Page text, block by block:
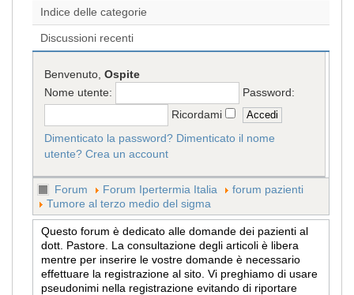
Indice delle categorie
Discussioni recenti
Benvenuto,Ospite
Nome utente:
Password:
Ricordami
Dimenticato la password? Dimenticato il nome
utente? Crea un account
Forum Forum Ipertermia Italia
forum pazienti
Tumore al terzo medio del sigma
Questo forum è dedicato alle domande dei pazienti al
dott. Pastore. La consultazione degli articoli è libera
mentre per inserire le vostre domande è necessario
effettuare la registrazione al sito. Vi preghiamo di usare
pseudonimi nella registrazione evitando di riportare